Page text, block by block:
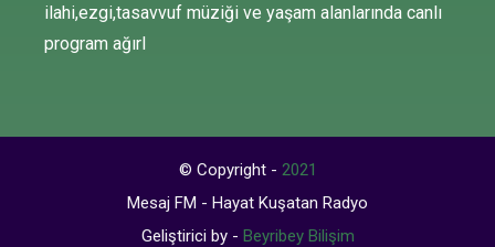
ilahi,ezgi,tasavvuf müziği ve yaşam alanlarında canlı
program ağırl
© Copyright - 2021
Mesaj FM - Hayat Kuşatan Radyo
Geliştirici by - Beyribey Bilişim